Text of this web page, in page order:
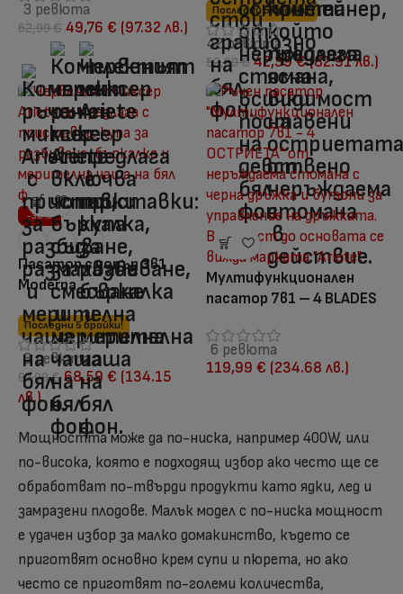
3 ревюта
62,99€ 49,76 € (97.32 лв.)
Последни 5 бройки!
42 ревюта
52,99€ 42,39€ (82.91 лв.)
-30%
Пасатор с чопър 3в1
Moderna
Последни 5 бройки!
3 ревюта
97,99€ 68,59 € (134.15
лв.)
Мултифункционален
пасатор 7в1 – 4 BLADES
6 ревюта
119,99 € (234.68 лв.)
Мощността може да по-ниска, например 400W, или
по-висока, която е подходящ избор ако често ще се
обработват по-твърди продукти като ядки, лед и
замразени плодове. Малък модел с по-ниска мощност
е удачен избор за малко домакинство, където се
приготвят основно крем супи и пюрета, но ако
често се приготвят по-големи количества,